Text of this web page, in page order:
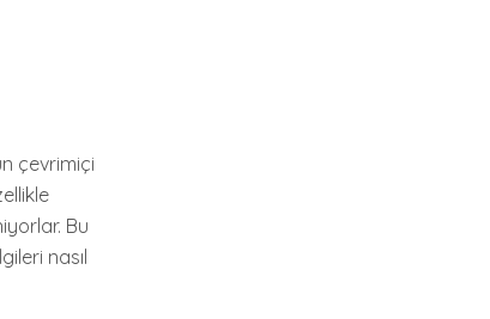
çevrimiçi
Bu
nasıl